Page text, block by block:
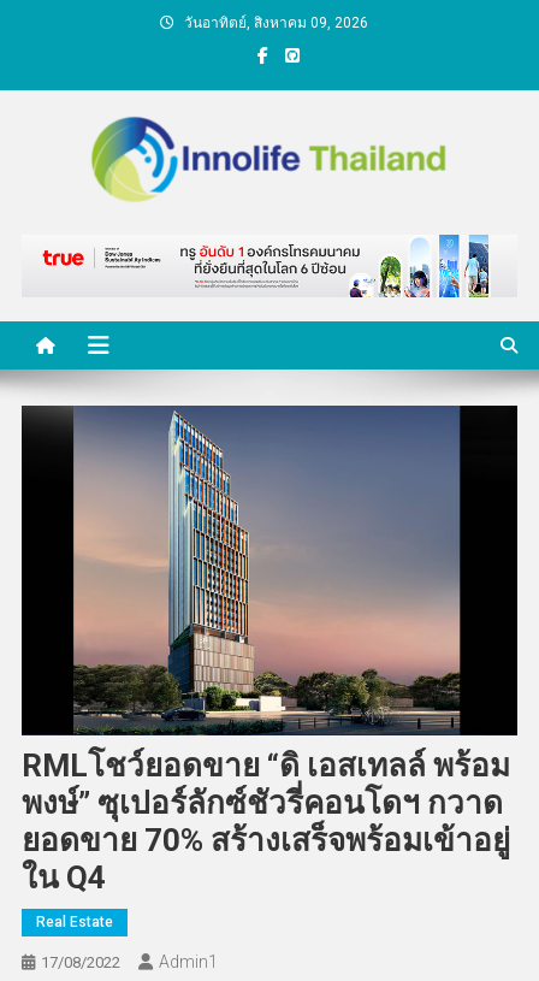
วันอาทิตย์, สิงหาคม 09, 2026
คนกับความคิด ชีวิตกับ
นวัตกรรม
RMLโชว์ยอดขาย “ดิ เอสเทลล์ พร้อม
พงษ์” ซุเปอร์ลักซ์ชัวรี่คอนโดฯ กวาด
ยอดขาย 70% สร้างเสร็จพร้อมเข้าอยู่
ใน Q4
Real Estate
17/08/2022 Admin​1